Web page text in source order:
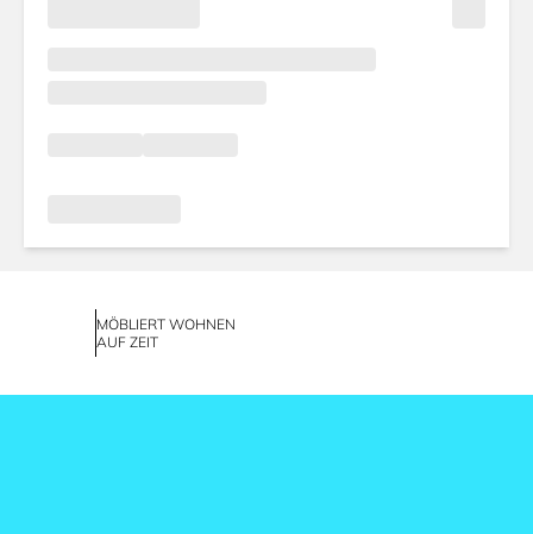
MÖBLIERT WOHNEN
AUF ZEIT